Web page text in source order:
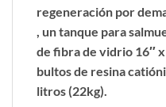
regeneración por
, un tanque para
de fibra de vidrio 16″
bultos de resina
litros (22kg).